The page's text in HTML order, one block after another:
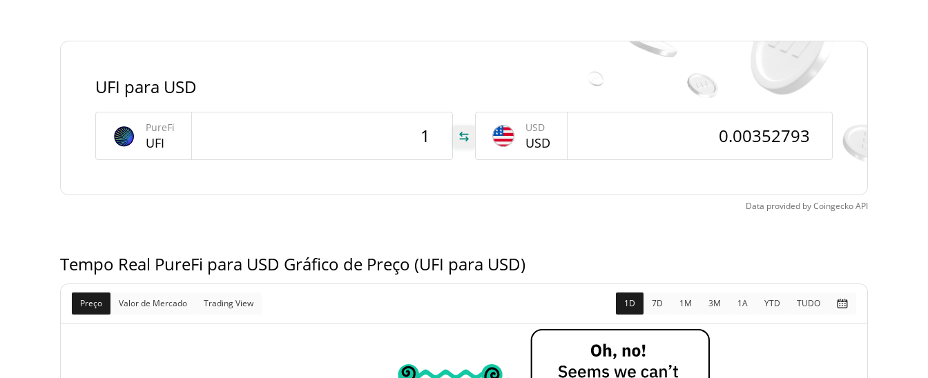
Fornecimento de PureFi
Fornecimento em
circulação
Baixa de todos os
tempos
atrás)
$<0.000001
>1000000%
UFI para USD
PureFi
UFI
USD
USD
Data provided byCoingeckoAPI
Tempo Real PureFi para USD Gráfico de Preço (UFI para USD)
Preço Valor de Mercado Trading View 1D 7D 1M 3M 1A YTD TUDO